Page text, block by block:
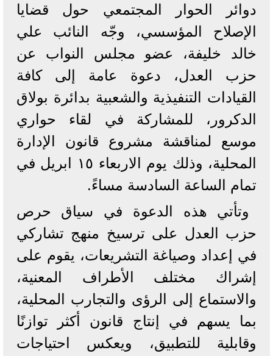
دوائر الحوار المجتمعي حول قضايا
الإصلاح المؤسسي، وجّه النائب علي
خالد خليفة، عضو مجلس النواب عن
حزب العدل، دعوة عامة إلى كافة
القيادات التنفيذية والشعبية بدائرة بولاق
الدكرور، للمشاركة في لقاء حواري
موسع لمناقشة مشروع قانون الإدارة
المحلية، وذلك يوم الاربعاء ١٥ ابريل في
تمام الساعة السادسة مساءً.
وتأتي هذه الدعوة في سياق حرص
حزب العدل على ترسيخ منهج تشاركي
في إعداد وصياغة التشريعات، يقوم على
إشراك مختلف الأطراف المعنية،
والاستماع إلى الرؤى والتجارب المحلية،
بما يسهم في إنتاج قانون أكثر توازنًا
وقابلية للتطبيق، ويعكس احتياجات